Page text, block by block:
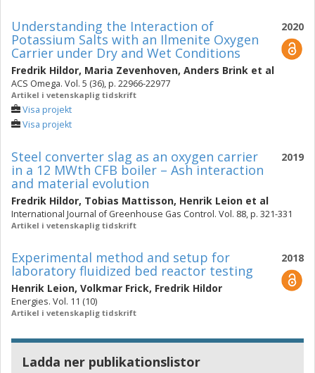
2020
Understanding the Interaction of
Potassium Salts with an Ilmenite Oxygen
Carrier under Dry and Wet Conditions
Fredrik Hildor, Maria Zevenhoven, Anders Brink et al
ACS Omega. Vol. 5 (36), p. 22966-22977
Artikel i vetenskaplig tidskrift
Visa projekt
Visa projekt
2019
Steel converter slag as an oxygen carrier
in a 12 MWth CFB boiler – Ash interaction
and material evolution
Fredrik Hildor, Tobias Mattisson, Henrik Leion et al
International Journal of Greenhouse Gas Control. Vol. 88, p. 321-331
Artikel i vetenskaplig tidskrift
2018
Experimental method and setup for
laboratory fluidized bed reactor testing
Henrik Leion, Volkmar Frick, Fredrik Hildor
Energies. Vol. 11 (10)
Artikel i vetenskaplig tidskrift
Ladda ner publikationslistor